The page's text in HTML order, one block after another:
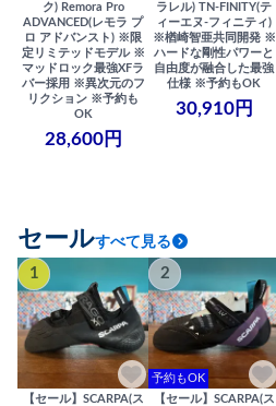
ク) Remora Pro
ADVANCED(レモラ プ
ロ アドバンスト) ※限
定リミテッドモデル ※
マッドロック最強XFラ
バー採用 ※異次元のフ
リクション ※予約も
OK
28,600円
ラレル) TN-FINITY(テ
ィーエヌ-フィニティ)
※楢崎智亜共同開発 ※
ハードな剛性パワーと
自由度が融合した最強
仕様 ※予約もOK
30,910円
セールすべて見る
1
【セール】SCARPA(ス
2
予約もOK
【セール】SCARPA(ス